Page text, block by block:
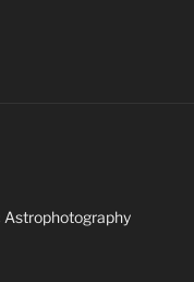
Astrophotography